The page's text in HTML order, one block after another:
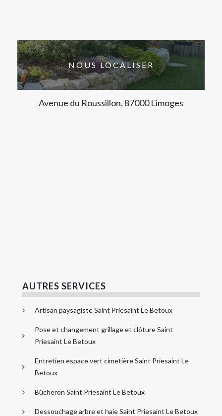
NOUS LOCALISER
Avenue du Roussillon, 87000 Limoges
AUTRES SERVICES
Artisan paysagiste Saint Priesaint Le Betoux
Pose et changement grillage et clôture Saint
Priesaint Le Betoux
Entretien espace vert cimetière Saint Priesaint Le
Betoux
Bûcheron Saint Priesaint Le Betoux
Dessouchage arbre et haie Saint Priesaint Le Betoux